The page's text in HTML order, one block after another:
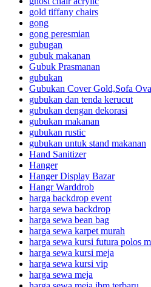
gold tiffany chairs
gong
gong peresmian
gubugan
gubuk makanan
Gubuk Prasmanan
gubukan
Gubukan Cover Gold,Sofa
gubukan dan tenda kerucut
gubukan dengan dekorasi
gubukan makanan
gubukan rustic
gubukan untuk stand makanan
Hand Sanitizer
Hanger
Hanger Display Bazar
Hangr Warddrob
harga backdrop event
harga sewa backdrop
harga sewa bean bag
harga sewa karpet murah
harga sewa kursi futura polos
harga sewa kursi meja
harga sewa kursi vip
harga sewa meja